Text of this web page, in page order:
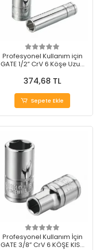
Profesyonel Kullanım için
GATE 1/2” CrV 6 Köşe Uzun
374,68 TL
Sepete Ekle
Profesyonel Kullanım İçin
GATE 3/8” CrV 6 KÖŞE KISA